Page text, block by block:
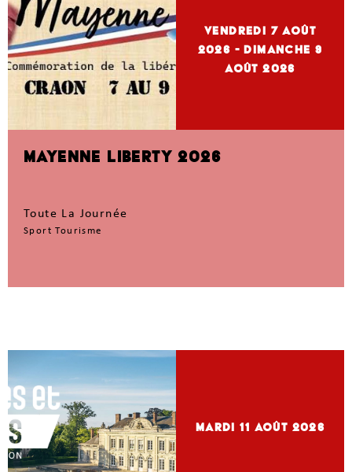
vendredi 7Août
2026 - dimanche 9
Août 2026
MAYENNE LIBERTY 2026
Toute La Journée
Sport Tourisme
mardi 11 Août 2026